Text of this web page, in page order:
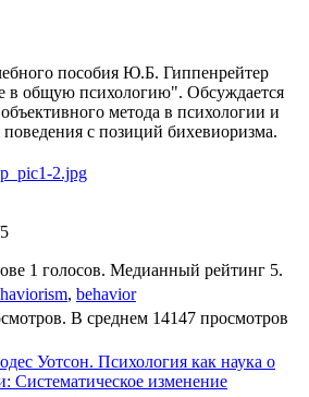
пособия Ю.Б. Гиппенрейтер
в общую психологию". Обсуждается
метода в психологии и
поведения с позиций бихевиоризма.
1 голосов. Медианный рейтинг 5.
, behavior
В среднем 14147 просмотров
Уотсон. Психология как наука о
Систематическое изменение